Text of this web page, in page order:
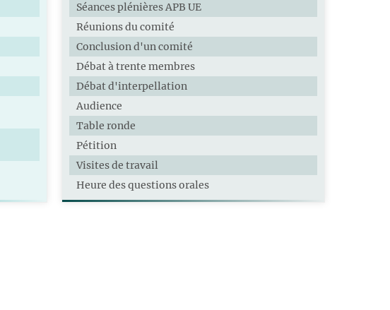
Séances plénières APB UE
Réunions du comité
Conclusion d'un comité
Débat à trente membres
Débat d'interpellation
Audience
Table ronde
Pétition
Visites de travail
Heure des questions orales